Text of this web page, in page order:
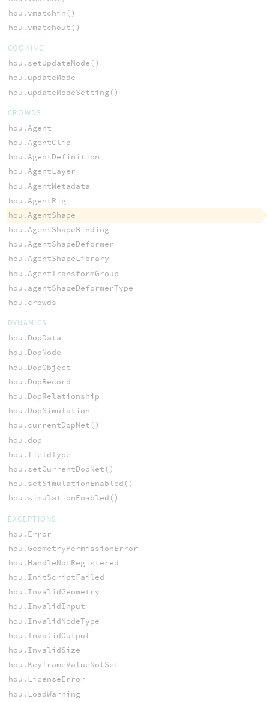
hou.vmatchin()
hou.vmatchout()
COOKING
hou.setUpdateMode()
hou.updateMode
hou.updateModeSetting()
CROWDS
hou.Agent
hou.AgentClip
hou.AgentDefinition
hou.AgentLayer
hou.AgentMetadata
hou.AgentRig
hou.AgentShape
hou.AgentShapeBinding
hou.AgentShapeDeformer
hou.AgentShapeLibrary
hou.AgentTransformGroup
hou.agentShapeDeformerType
hou.crowds
DYNAMICS
hou.DopData
hou.DopNode
hou.DopObject
hou.DopRecord
hou.DopRelationship
hou.DopSimulation
hou.currentDopNet()
hou.dop
hou.fieldType
hou.setCurrentDopNet()
hou.setSimulationEnabled()
hou.simulationEnabled()
EXCEPTIONS
hou.Error
hou.GeometryPermissionError
hou.HandleNotRegistered
hou.InitScriptFailed
hou.InvalidGeometry
hou.InvalidInput
hou.InvalidNodeType
hou.InvalidOutput
hou.InvalidSize
hou.KeyframeValueNotSet
hou.LicenseError
hou.LoadWarning